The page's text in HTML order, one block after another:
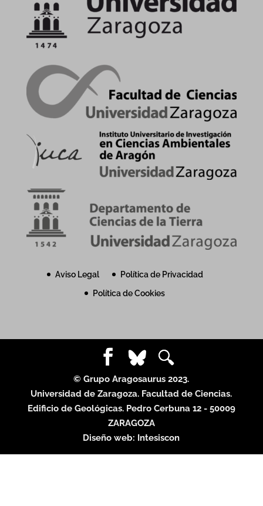
Aviso Legal
Política de Privacidad
Política de Cookies
© Grupo Aragosaurus 2023.
Universidad de Zaragoza. Facultad de Ciencias.
Edificio de Geológicas. Pedro Cerbuna 12 - 50009
ZARAGOZA
Diseño web: Intesiscon